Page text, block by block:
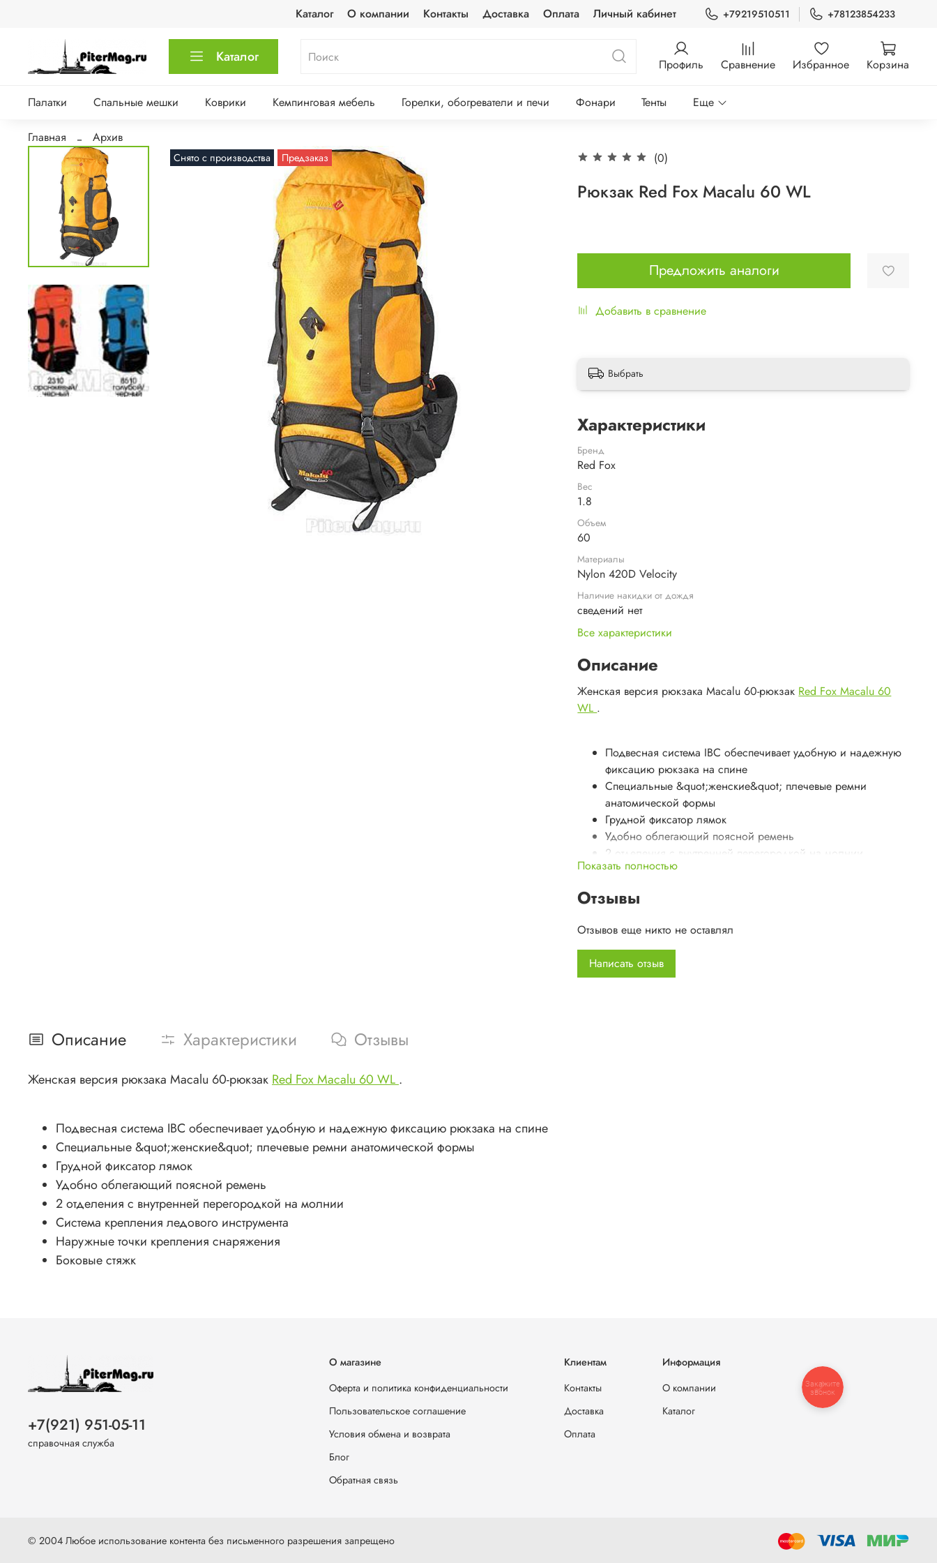
Каталог О компании Контакты Доставка Оплата Личный кабинет +79219510511 +78123854233
Каталог Профиль Сравнение Избранное Корзина
Палатки Спальные мешки Коврики Кемпинговая мебель Горелки, обогреватели и печи Фонари Тенты Еще
Главная Архив
Снято с производства Предзаказ (0)
Рюкзак Red Fox Macalu 60 WL
Предложить аналоги
Добавить в сравнение
Выбрать
Характеристики
Бренд
Red Fox
Вес
1.8
Объем
60
Материалы
Nylon 420D Velocity
Наличие накидки от дождя
сведений нет
Все характеристики
Описание
Женская версия рюкзака Macalu 60-рюкзак Red Fox Macalu 60
WL .
Подвесная система IBC обеспечивает удобную и надежную
фиксацию рюкзака на спине
Специальные &quot;женские&quot; плечевые ремни
анатомической формы
Грудной фиксатор лямок
Удобно облегающий поясной ремень
2 отделения с внутренней перегородкой на молнии
Система крепления ледового инструмента
Боковые стяжк
Показать полностью
Отзывы
Отзывов еще никто не оставлял
Написать отзыв
Описание Характеристики Отзывы
Женская версия рюкзака Macalu 60-рюкзакRed Fox Macalu 60 WL.
Подвесная система IBC обеспечивает удобную и надежную фиксацию рюкзака на спине
Специальные &quot;женские&quot; плечевые ремни анатомической формы
Грудной фиксатор лямок
Удобно облегающий поясной ремень
2 отделения с внутренней перегородкой на молнии
Система крепления ледового инструмента
Наружные точки крепления снаряжения
Боковые стяжк
О магазине
Оферта и политика конфиденциальности
Пользовательское соглашение
Условия обмена и возврата
Блог
Обратная связь
Клиентам
Контакты
Доставка
Оплата
Информация
О компании
Каталог
+7(921) 951-05-11
справочная служба
© 2004 Любое использование контента без письменного разрешения запрещено
Закажите
звонок